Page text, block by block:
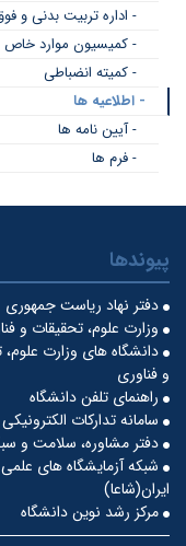
- اداره تربیت بدنی و
- کمیسیون موارد خاص
- کمیته انضباطی
- اطلاعیه ها
- آیین نامه ها
- فرم ها
پیوندها
دفتر نهاد ریاست جمهوری
وزارت علوم، تحقیقات و
دانشگاه های وزارت علوم،
و فناوری
راهنمای تلفن دانشگاه
سامانه تدارکات
دفتر مشاوره، سلامت و
شبکه آزمایشگاه های علمی
ایران(شاعا)
مرکز رشد نوین دانشگاه